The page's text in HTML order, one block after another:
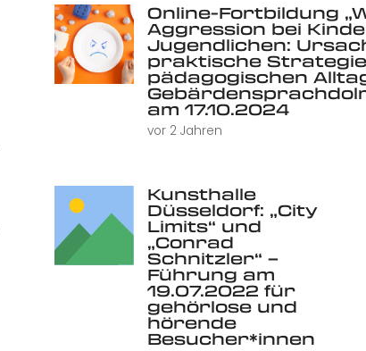
Online-Fortbildung
Aggression bei
Jugendlichen:
praktische
pädagogischen
am 17.10.2024
vor 2 Jahren
Kunsthalle
Düsseldorf: „City
Limits“ und
„Conrad
Schnitzler“ –
Führung am
19.07.2022 für
gehörlose und
hörende
Besucher*innen